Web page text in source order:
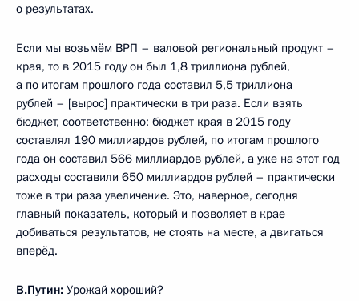
о результатах.
Если мы возьмём ВРП – валовой региональный продукт –
края, то в 2015 году он был 1,8 триллиона рублей,
а по итогам прошлого года составил 5,5 триллиона
рублей – [вырос] практически в три раза. Если взять
бюджет, соответственно: бюджет края в 2015 году
составлял 190 миллиардов рублей, по итогам прошлого
года он составил 566 миллиардов рублей, а уже на этот год
расходы составили 650 миллиардов рублей – практически
тоже в три раза увеличение. Это, наверное, сегодня
главный показатель, который и позволяет в крае
добиваться результатов, не стоять на месте, а двигаться
вперёд.
В.Путин: Урожай хороший?